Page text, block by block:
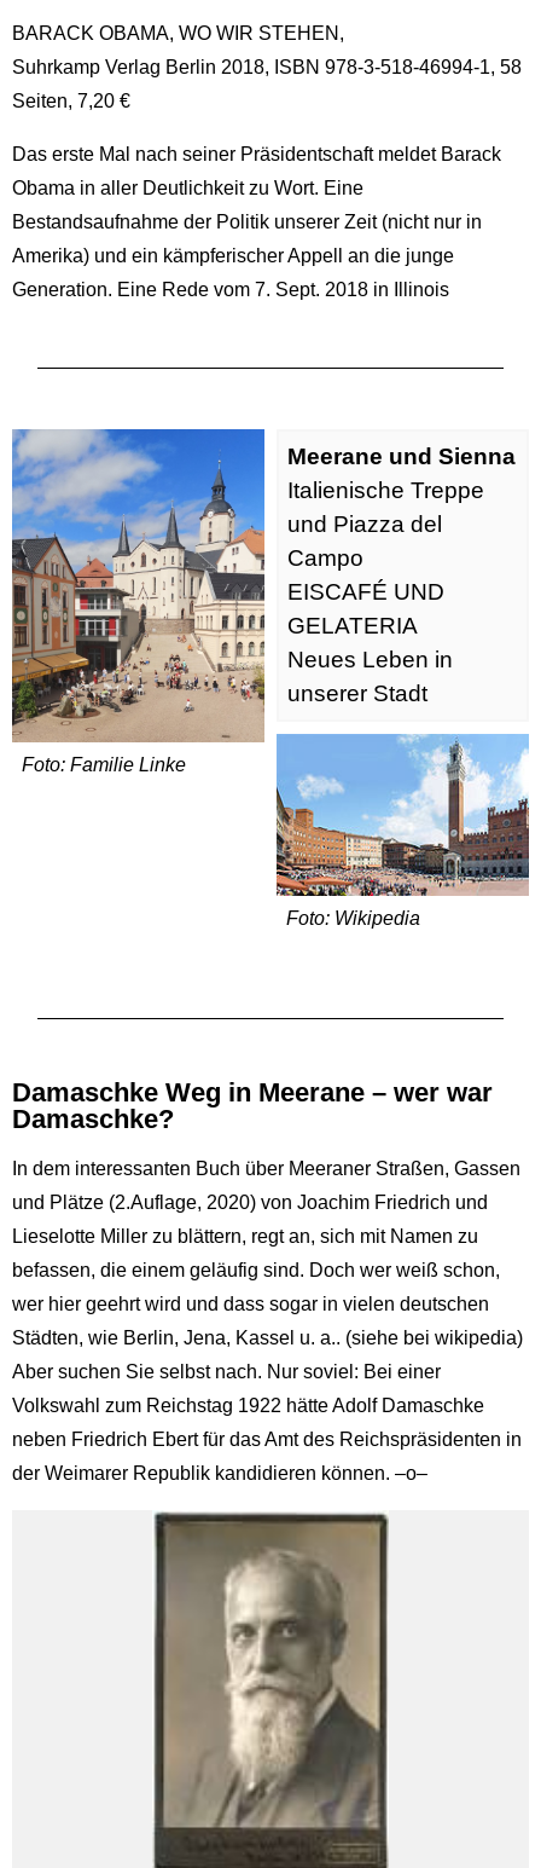
BARACK OBAMA, WO WIR STEHEN,
Suhrkamp Verlag Berlin 2018, ISBN 978-3-518-46994-1, 58
Seiten, 7,20 €
Das erste Mal nach seiner Präsidentschaft meldet Barack
Obama in aller Deutlichkeit zu Wort. Eine
Bestandsaufnahme der Politik unserer Zeit (nicht nur in
Amerika) und ein kämpferischer Appell an die junge
Generation. Eine Rede vom 7. Sept. 2018 in Illinois
Foto: Familie Linke
Meerane und Sienna
Italienische Treppe
und Piazza del
Campo
EISCAFÉ UND
GELATERIA
Neues Leben in
unserer Stadt
Foto: Wikipedia
Damaschke Weg in Meerane – wer war
Damaschke?
In dem interessanten Buch über Meeraner Straßen, Gassen
und Plätze (2.Auflage, 2020) von Joachim Friedrich und
Lieselotte Miller zu blättern, regt an, sich mit Namen zu
befassen, die einem geläufig sind. Doch wer weiß schon,
wer hier geehrt wird und dass sogar in vielen deutschen
Städten, wie Berlin, Jena, Kassel u. a.. (siehe bei wikipedia)
Aber suchen Sie selbst nach. Nur soviel: Bei einer
Volkswahl zum Reichstag 1922 hätte Adolf Damaschke
neben Friedrich Ebert für das Amt des Reichspräsidenten in
der Weimarer Republik kandidieren können. –o–